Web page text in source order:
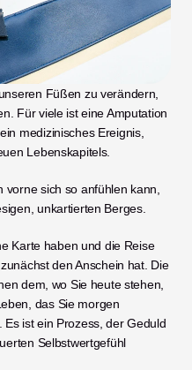
Füßen zu verändern,
Für viele ist eine Amputation
medizinisches Ereignis,
Lebenskapitels.
sich so anfühlen kann,
unkartierten Berges.
Karte haben und die Reise
den Anschein hat. Die
dem, wo Sie heute stehen,
das Sie morgen
ist ein Prozess, der Geduld
Selbstwertgefühl